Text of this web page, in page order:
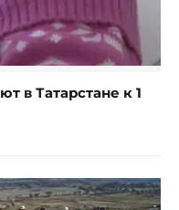
в Татарстане к 1